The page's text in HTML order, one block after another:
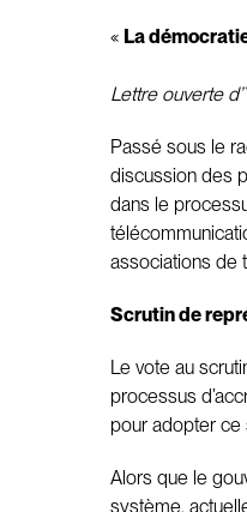
« La
Lettre ouverte
Passé sous le
discussion des
dans le
associations de
Scrutin de
Le vote au
processus
pour adopter ce
Alors que le
système,